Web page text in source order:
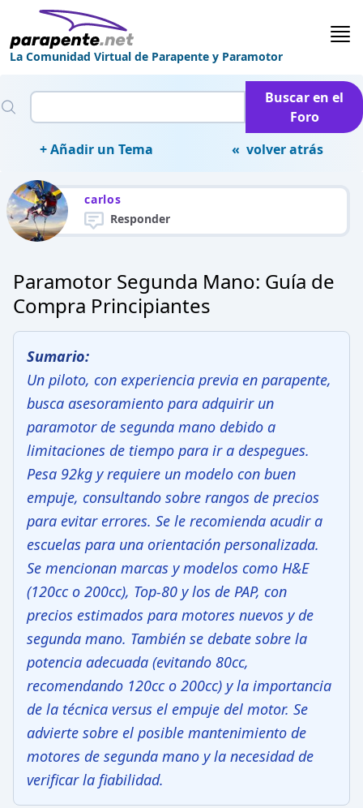
La Comunidad Virtual de Parapente y Paramotor
Buscar en el
Foro
+ Añadir un Tema
« volver atrás
carlos
Responder
Paramotor Segunda Mano: Guía de
Compra Principiantes
Sumario:
Un piloto, con experiencia previa en parapente,
busca asesoramiento para adquirir un
paramotor de segunda mano debido a
limitaciones de tiempo para ir a despegues.
Pesa 92kg y requiere un modelo con buen
empuje, consultando sobre rangos de precios
para evitar errores. Se le recomienda acudir a
escuelas para una orientación personalizada.
Se mencionan marcas y modelos como H&E
(120cc o 200cc), Top-80 y los de PAP, con
precios estimados para motores nuevos y de
segunda mano. También se debate sobre la
potencia adecuada (evitando 80cc,
recomendando 120cc o 200cc) y la importancia
de la técnica versus el empuje del motor. Se
advierte sobre el posible mantenimiento de
motores de segunda mano y la necesidad de
verificar la fiabilidad.